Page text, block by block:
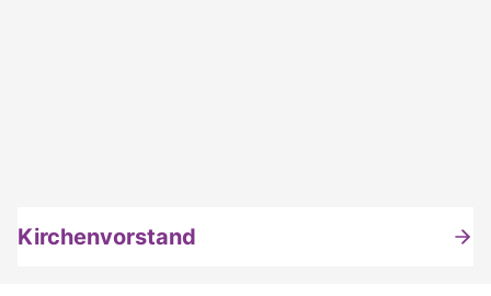
Kirchenvorstand